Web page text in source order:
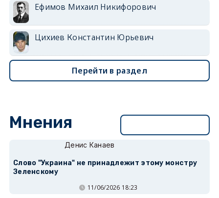
Ефимов Михаил Никифорович
Цихиев Константин Юрьевич
Перейти в раздел
Мнения
Денис Канаев
Слово "Украина" не принадлежит этому монстру
Зеленскому
11/06/2026 18:23